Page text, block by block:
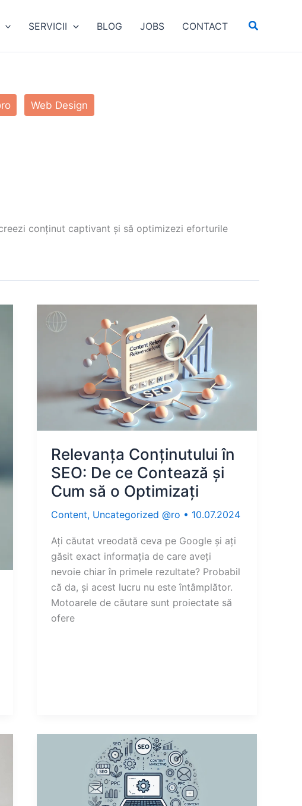
SERVICII BLOG JOBS CONTACT Search
Web Design
conținut captivant și să optimizezi eforturile
Relevanța Conținutului în
SEO: De ce Contează și
Cum să o Optimizați
Content, Uncategorized @ro • 10.07.2024
Ați căutat vreodată ceva pe Google și ați
găsit exact informația de care aveți
nevoie chiar în primele rezultate? Probabil
că da, și acest lucru nu este întâmplător.
Motoarele de căutare sunt proiectate să
ofere